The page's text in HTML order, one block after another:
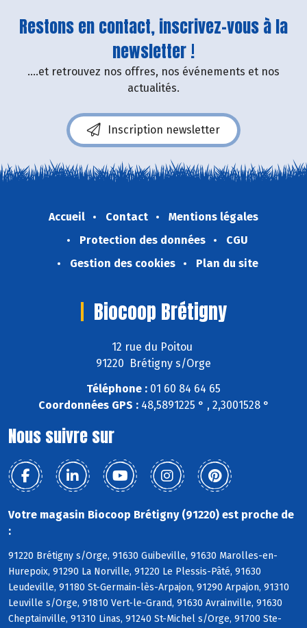
Restons en contact, inscrivez-vous à la
newsletter !
....et retrouvez nos offres, nos événements et nos
actualités.
Inscription newsletter
Accueil Contact
Mentions légales
Protection des données
CGU
Gestion des cookies
Plan du site
Biocoop Brétigny
12 rue du Poitou
91220 Brétigny s/Orge
Téléphone : 01 60 84 64 65
Coordonnées GPS :48,5891225 ° , 2,3001528 °
Nous suivre sur
Votre magasin Biocoop Brétigny (91220) est proche de
:
91220 Brétigny s/Orge, 91630 Guibeville, 91630 Marolles-en-
Hurepoix, 91290 La Norville, 91220 Le Plessis-Pâté, 91630
Leudeville, 91180 St-Germain-lès-Arpajon, 91290 Arpajon, 91310
Leuville s/Orge, 91810 Vert-le-Grand, 91630 Avrainville, 91630
Cheptainville, 91310 Linas, 91240 St-Michel s/Orge, 91700 Ste-